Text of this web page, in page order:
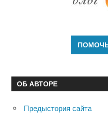
ОБ АВТОРЕ
Предыстория сайта